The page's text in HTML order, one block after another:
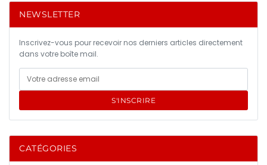
NEWSLETTER
Inscrivez-vous pour recevoir nos derniers articles directement
dans votre boîte mail.
S'INSCRIRE
CATÉGORIES